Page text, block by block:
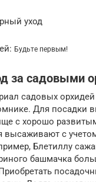
уход
Будьте первым!
за садовыми
садовых
Для посадки
с хорошо
высаживают с
Блетиллу
башмачка